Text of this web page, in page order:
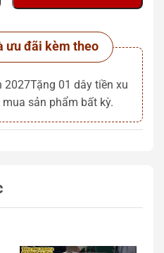
ưu đãi kèm theo
2027Tặng 01 dây tiền xu
sản phẩm bất kỳ.